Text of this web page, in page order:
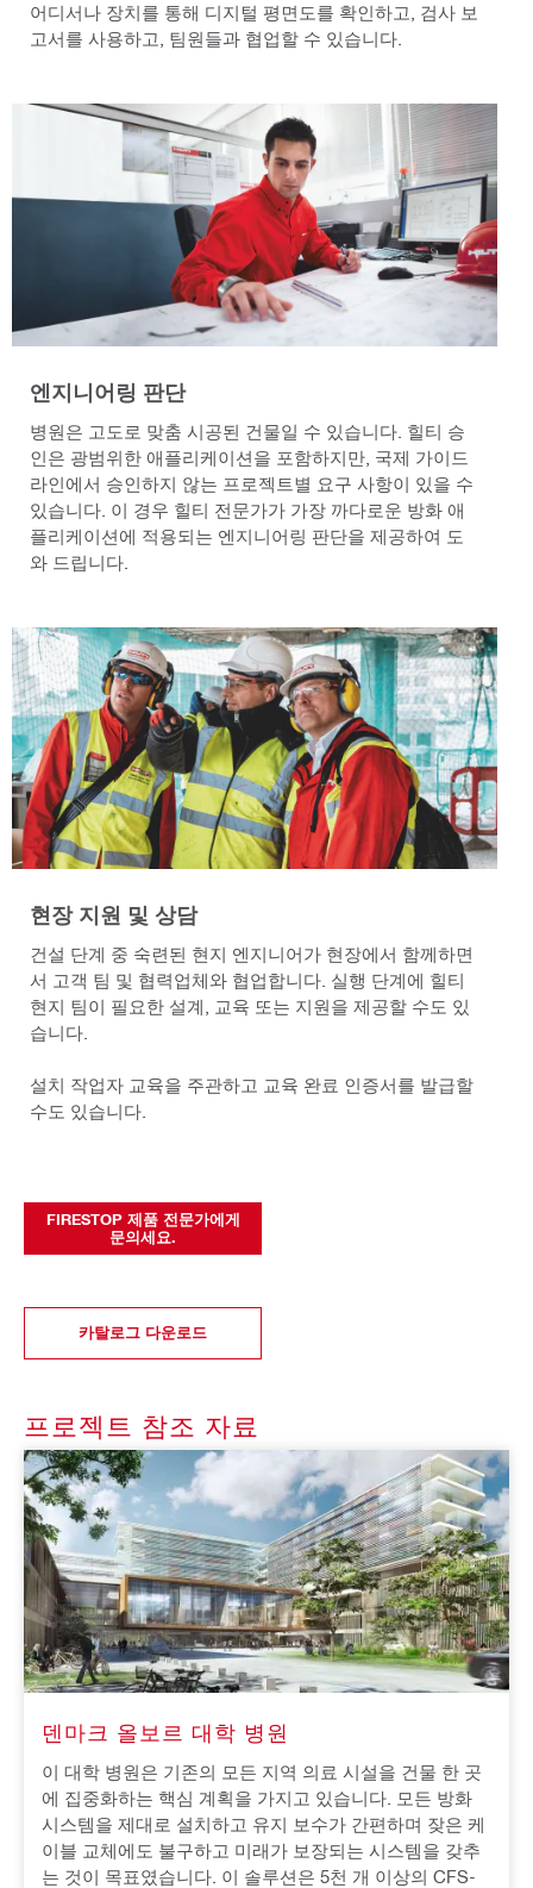
어디서나 장치를 통해 디지털 평면도를 확인하고, 검사 보
고서를 사용하고, 팀원들과 협업할 수 있습니다.
엔지니어링 판단
병원은 고도로 맞춤 시공된 건물일 수 있습니다. 힐티 승
인은 광범위한 애플리케이션을 포함하지만, 국제 가이드
라인에서 승인하지 않는 프로젝트별 요구 사항이 있을 수
있습니다. 이 경우 힐티 전문가가 가장 까다로운 방화 애
플리케이션에 적용되는 엔지니어링 판단을 제공하여 도
와 드립니다.
현장 지원 및 상담
건설 단계 중 숙련된 현지 엔지니어가 현장에서 함께하면
서 고객 팀 및 협력업체와 협업합니다. 실행 단계에 힐티
현지 팀이 필요한 설계, 교육 또는 지원을 제공할 수도 있
습니다.
설치 작업자 교육을 주관하고 교육 완료 인증서를 발급할
수도 있습니다.
FIRESTOP 제품 전문가에게
문의세요.
카탈로그 다운로드
프로젝트 참조 자료
덴마크 올보르 대학 병원
이 대학 병원은 기존의 모든 지역 의료 시설을 건물 한 곳
에 집중화하는 핵심 계획을 가지고 있습니다. 모든 방화
시스템을 제대로 설치하고 유지 보수가 간편하며 잦은 케
이블 교체에도 불구하고 미래가 보장되는 시스템을 갖추
는 것이 목표였습니다. 이 솔루션은 5천 개 이상의 CFS-